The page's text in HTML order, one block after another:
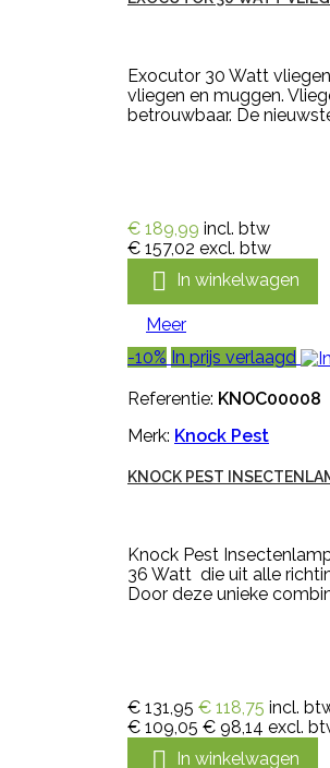
Exocutor 30 Watt
vliegen en muggen.
betrouwbaar. De
€ 189,99 incl. btw
€ 157,02 excl. btw
 In winkelwagen
Meer
-10% In prijs verlaagd
Referentie: KNOC00008
Merk: Knock Pest
KNOCK PEST
Knock Pest
36 Watt die uit alle
Door deze unieke
€ 131,95 € 118,75 incl.
€ 109,05 € 98,14 excl.
 In winkelwagen